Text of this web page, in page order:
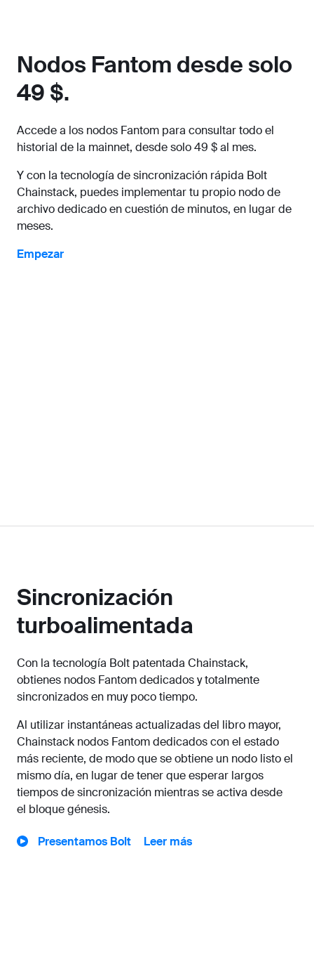
Nodos Fantom desde solo
49 $.
Accede a los nodos Fantom para consultar todo el
historial de la mainnet, desde solo 49 $ al mes.
Y con la tecnología de sincronización rápida Bolt
Chainstack, puedes implementar tu propio nodo de
archivo dedicado en cuestión de minutos, en lugar de
meses.
Empezar
Sincronización
turboalimentada
Con la tecnología Bolt patentada Chainstack,
obtienes nodos Fantom dedicados y totalmente
sincronizados en muy poco tiempo.
Al utilizar instantáneas actualizadas del libro mayor,
Chainstack nodos Fantom dedicados con el estado
más reciente, de modo que se obtiene un nodo listo el
mismo día, en lugar de tener que esperar largos
tiempos de sincronización mientras se activa desde
el bloque génesis.
Presentamos Bolt Leer más